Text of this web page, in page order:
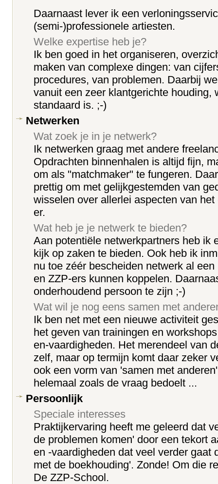
Daarnaast lever ik een
(semi-)professionele artiesten.
Welke expertise heb je?
Ik ben goed in het organiseren,
maken van complexe dingen: van
procedures, van problemen. Daarbij
vanuit een zeer klantgerichte houding,
standaard is. ;-)
Netwerken
Wat zoek je in je netwerk?
Ik netwerken graag met andere
Opdrachten binnenhalen is altijd fijn,
om als "matchmaker" te fungeren.
prettig om met gelijkgestemden van
wisselen over allerlei aspecten van
er.
Wat heb je je netwerk te bieden?
Aan potentiële netwerkpartners heb ik
kijk op zaken te bieden. Ook heb ik
nu toe zéér bescheiden netwerk al
en ZZP-ers kunnen koppelen.
onderhoudend persoon te zijn ;-)
Wat wil je nog eens samen met
Ik ben net met een nieuwe activiteit
het geven van trainingen en
en-vaardigheden. Het merendeel van
zelf, maar op termijn komt daar zeker
ook een vorm van 'samen met
helemaal zoals de vraag bedoelt ...
Persoonlijk
Speciale interesses
Praktijkervaring heeft me geleerd dat
de problemen komen' door een tekort
en -vaardigheden dat veel verder gaat
met de boekhouding'. Zonde! Om die
De ZZP-School.